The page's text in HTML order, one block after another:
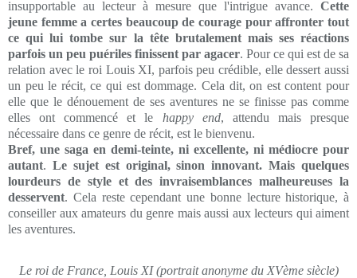
insupportable au lecteur à mesure que l'intrigue avance. Cette
jeune femme a certes beaucoup de courage pour affronter tout
ce qui lui tombe sur la tête brutalement mais ses réactions
parfois un peu puériles finissent par agacer. Pour ce qui est de sa
relation avec le roi Louis XI, parfois peu crédible, elle dessert aussi
un peu le récit, ce qui est dommage. Cela dit, on est content pour
elle que le dénouement de ses aventures ne se finisse pas comme
elles ont commencé et le happy end, attendu mais presque
nécessaire dans ce genre de récit, est le bienvenu.
Bref, une saga en demi-teinte, ni excellente, ni médiocre pour
autant. Le sujet est original, sinon innovant. Mais quelques
lourdeurs de style et des invraisemblances malheureuses la
desservent. Cela reste cependant une bonne lecture historique, à
conseiller aux amateurs du genre mais aussi aux lecteurs qui aiment
les aventures.
Le roi de France, Louis XI (portrait anonyme du XVème siècle)